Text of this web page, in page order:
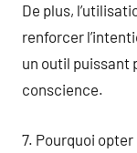
De plus,
renforcer
un outil puissant
conscience.
7. Pourquoi